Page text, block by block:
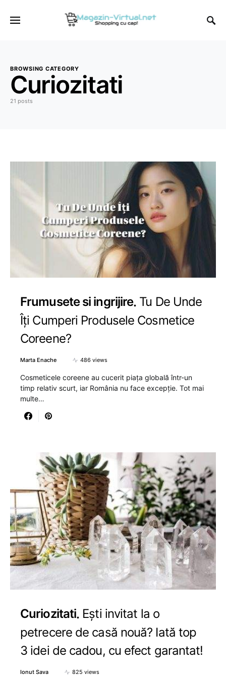
BROWSING CATEGORY
Curiozitati
21 posts
Frumusete si ingrijire Tu De Unde
Îți Cumperi Produsele Cosmetice
Coreene?
Marta Enache 486 views
Cosmeticele coreene au cucerit piața globală într-un
timp relativ scurt, iar România nu face excepție. Tot mai
multe…
Curiozitati Ești invitat la o
petrecere de casă nouă? Iată top
3 idei de cadou, cu efect garantat!
Ionut Sava 825 views